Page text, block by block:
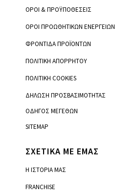
ΟΡΟΙ & ΠΡΟΫΠΟΘΕΣΕΙΣ
ΟΡΟΙ ΠΡΟΩΘΗΤΙΚΩΝ ΕΝΕΡΓΕΙΩΝ
ΦΡΟΝΤΙΔΑ ΠΡΟΪΟΝΤΩΝ
ΠΟΛΙΤΙΚΗ ΑΠΟΡΡΗΤΟΥ
ΠΟΛΙΤΙΚΗ COOKIES
ΔΗΛΩΣΗ ΠΡΟΣΒΑΣΙΜΟΤΗΤΑΣ
ΟΔΗΓΟΣ ΜΕΓΕΘΩΝ
SITEMAP
ΣΧΕΤΙΚΑ ΜΕ ΕΜΑΣ
Η ΙΣΤΟΡΙΑ ΜΑΣ
FRANCHISE